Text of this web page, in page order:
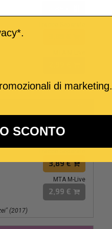
2,89 €
3,89 €
MTA M-Live
2,99 €
(2017)
di marketing.
SCONTO